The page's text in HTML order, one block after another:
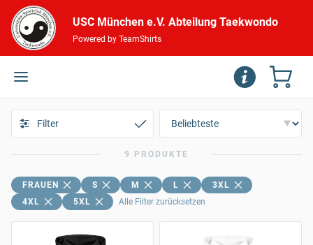
USC München e.V. Abteilung Taekwondo
Powered by TeamShirts
Filter
9 PRODUKTE
FRAUEN S M L
3XL
4XL
5XL Alle Filter zurücksetzen